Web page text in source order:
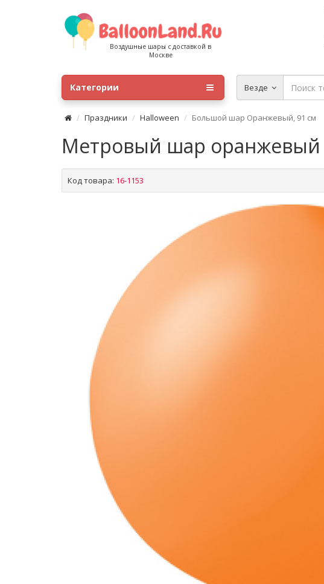
Воздушные шары с доставкой в
Москве
Везде
Категории
Праздники Halloween Большой шар Оранжевый, 91 см
Метровый шар оранжевый
Код товара: 16-1153